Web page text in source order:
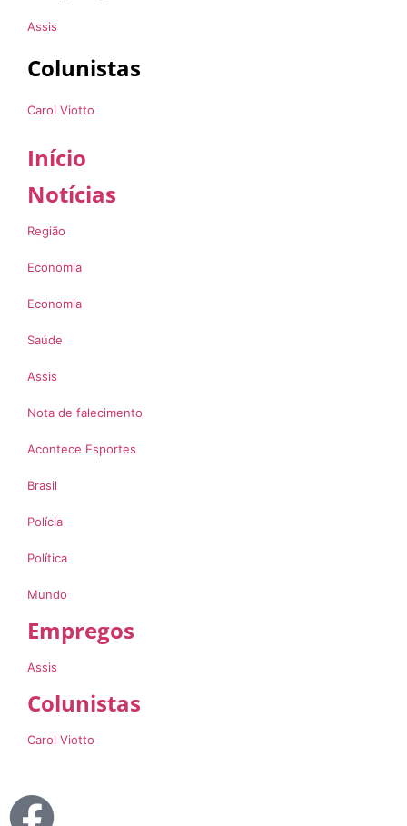
Assis
Colunistas
Carol Viotto
Início
Notícias
Região
Economia
Economia
Saúde
Assis
Nota de falecimento
Acontece Esportes
Brasil
Polícia
Política
Mundo
Empregos
Assis
Colunistas
Carol Viotto